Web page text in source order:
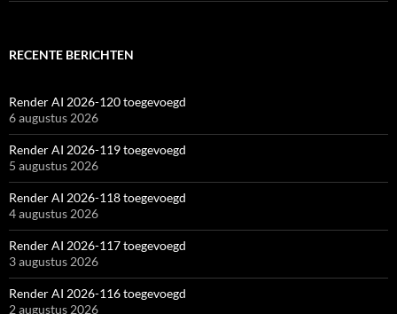
RECENTE BERICHTEN
Render AI 2026-120 toegevoegd
6 augustus 2026
Render AI 2026-119 toegevoegd
5 augustus 2026
Render AI 2026-118 toegevoegd
4 augustus 2026
Render AI 2026-117 toegevoegd
3 augustus 2026
Render AI 2026-116 toegevoegd
2 augustus 2026